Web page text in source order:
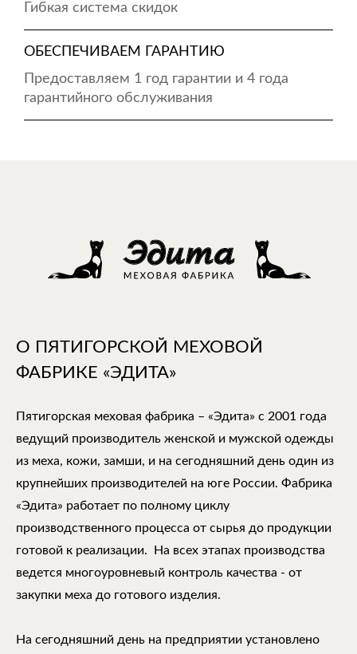
Гибкая система скидок
ОБЕСПЕЧИВАЕМ ГАРАНТИЮ
Предоставляем 1 год гарантии и 4 года
гарантийного обслуживания
О ПЯТИГОРСКОЙ МЕХОВОЙ
ФАБРИКЕ «ЭДИТА»
Пятигорская меховая фабрика – «Эдита» с 2001 года
ведущий производитель женской и мужской одежды
из меха, кожи, замши, и на сегодняшний день один из
крупнейших производителей на юге России. Фабрика
«Эдита» работает по полному циклу
производственного процесса от сырья до продукции
готовой к реализации. На всех этапах производства
ведется многоуровневый контроль качества - от
закупки меха до готового изделия.
На сегодняшний день на предприятии установлено